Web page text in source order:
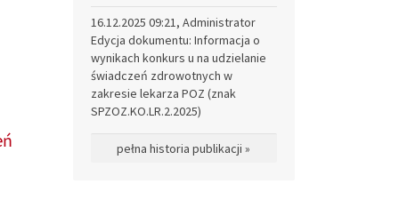
16.12.2025 09:21, Administrator
Edycja dokumentu: Informacja o
wynikach konkurs u na udzielanie
świadczeń zdrowotnych w
zakresie lekarza POZ (znak
SPZOZ.KO.LR.2.2025)
pełna historia publikacji »